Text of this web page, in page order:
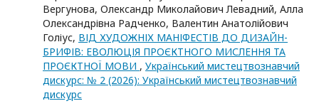
Вергунова, Олександр Миколайович Левадний, Алла
Олександрівна Радченко, Валентин Анатолійович
Голіус, ВІД ХУДОЖНІХ МАНІФЕСТІВ ДО ДИЗАЙН-
БРИФІВ: ЕВОЛЮЦІЯ ПРОЄКТНОГО МИСЛЕННЯ ТА
ПРОЄКТНОЇ МОВИ , Український мистецтвознавчий
дискурс: № 2 (2026): Український мистецтвознавчий
дискурс